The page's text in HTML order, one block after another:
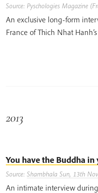
Source: Pyschologies Magazine
An exclusive long-form
France of Thich Nhat
2013
You have the Buddha in
Source: Shambhala Sun, 13th
An intimate interview